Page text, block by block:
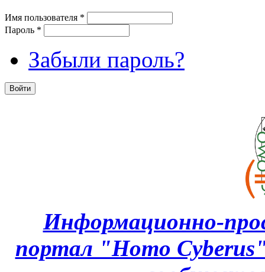
Имя пользователя *
Пароль *
Забыли пароль?
Информационно-
портал "Homo